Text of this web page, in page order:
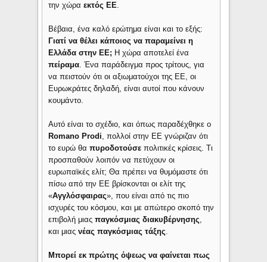
την χώρα εκτός ΕΕ.
Βέβαια, ένα καλό ερώτημα είναι και το εξής:
Γιατί να θέλει κάποιος να παραμείνει η
Ελλάδα στην ΕΕ; Η χώρα αποτελεί ένα
πείραμα. Ένα παράδειγμα προς τρίτους, για
να πειστούν ότι οι αξιωματούχοι της ΕΕ, οι
Ευρωκράτες δηλαδή, είναι αυτοί που κάνουν
κουμάντο.
Αυτό είναι το σχέδιο, και όπως παραδέχθηκε ο
Romano Prodi, πολλοί στην ΕΕ γνώριζαν ότι
το ευρώ θαπυροδοτούσεπολιτικές κρίσεις. Τι
προσπαθούν λοιπόν να πετύχουν οι
ευρωπαϊκές ελίτ; Θα πρέπει να θυμόμαστε ότι
πίσω από την ΕΕ βρίσκονται οι ελίτ της
«Αγγλόσφαιρας», που είναι από τις πιο
ισχυρές του κόσμου, και με απώτερο σκοπό την
επιβολή μιαςπαγκόσμιας διακυβέρνησης,
και μιαςνέας παγκόσμιας τάξης.
Μπορεί εκ πρώτης όψεως να φαίνεται πως